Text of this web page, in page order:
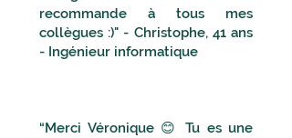
recommande à tous mes
collègues :)" - Christophe, 41 ans
- Ingénieur informatique
“Merci Véronique 😊 Tu es une